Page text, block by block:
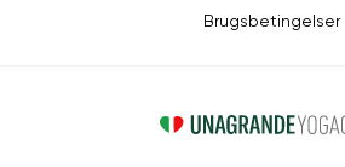
Brugsbetingelser